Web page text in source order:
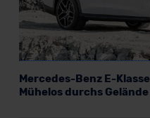
Mercedes-Benz E-
Mühelos durchs Gelände